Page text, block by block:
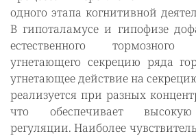
одного этапа когнитивной
В гипоталамусе и гипофизе
естественного тормозного
угнетающего секрецию ряда
угнетающее действие на
реализуется при разных
что обеспечивает высокую
регуляции. Наиболее